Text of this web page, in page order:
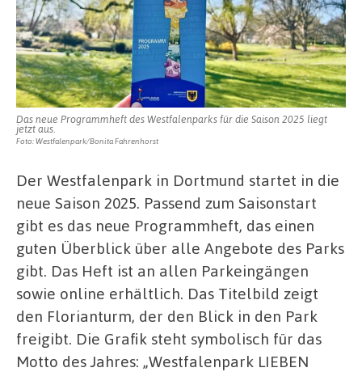
Das neue Programmheft des Westfalenparks für die Saison 2025 liegt
jetzt aus.
Foto: Westfalenpark/Bonita Fahrenhorst
Der Westfalenpark in Dortmund startet in die
neue Saison 2025. Passend zum Saisonstart
gibt es das neue Programmheft, das einen
guten Überblick über alle Angebote des Parks
gibt. Das Heft ist an allen Parkeingängen
sowie online erhältlich. Das Titelbild zeigt
den Florianturm, der den Blick in den Park
freigibt. Die Grafik steht symbolisch für das
Motto des Jahres: „Westfalenpark LIEBEN